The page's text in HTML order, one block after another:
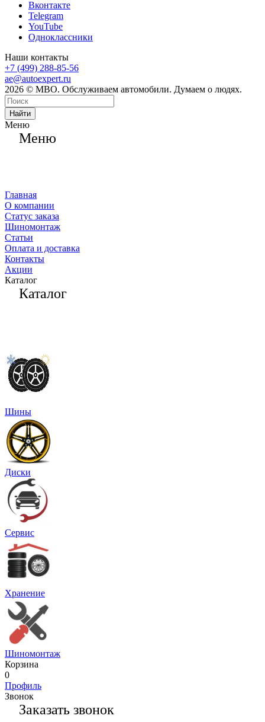
Вконтакте
Telegram
YouTube
Одноклассники
Наши контакты
+7 (499) 288-85-56
ae@autoexpert.ru
2026 © МВО. Обслуживаем автомобили. Думаем о людях.
Найти
Меню
Меню
Главная
О компании
Статус заказа
Шиномонтаж
Статьи
Оплата и доставка
Контакты
Акции
Каталог
Каталог
Шины
Диски
Сервис
Хранение
Шиномонтаж
Корзина
0
Профиль
Звонок
Заказать звонок